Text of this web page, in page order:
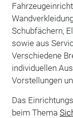
Schubfächern,
sowie aus
Verschiedene
individuellen
Vorstellungen
Das
beim Thema